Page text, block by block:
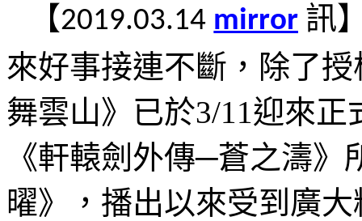
【2019.03.14 mirror 訊
來好事接連不斷，除了
舞雲山》已於3/11迎來正
《軒轅劍外傳─蒼之濤
曜》，播出以來受到廣